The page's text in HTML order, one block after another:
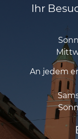
Ihr
An jedem